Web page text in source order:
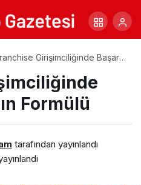
Girişimciliğinde Başarılı
Formülü
tarafından yayınlandı
Yeni Medya ve